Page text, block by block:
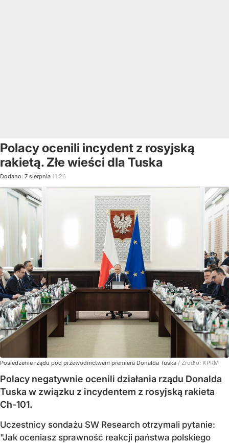
Polacy ocenili incydent z rosyjską
rakietą. Złe wieści dla Tuska
Dodano: 7 sierpnia 11:26
Posiedzenie rządu pod przewodnictwem premiera Donalda Tuska / Źródło: KPRM
Polacy negatywnie ocenili działania rządu Donalda
Tuska w związku z incydentem z rosyjską rakieta
Ch-101.
Uczestnicy sondażu SW Research otrzymali pytanie:
"Jak oceniasz sprawność reakcji państwa polskiego